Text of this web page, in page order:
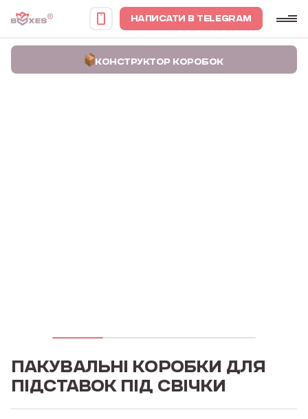
НАПИСАТИ В TELEGRAM
КОНСТРУКТОР КОРОБОК
ПАКУВАЛЬНІ КОРОБКИ ДЛЯ
ПІДСТАВОК ПІД СВІЧКИ